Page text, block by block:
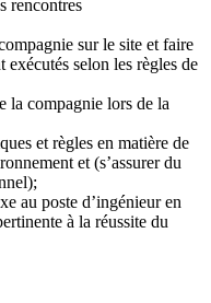
rencontres
sur le site et faire
exécutés selon les règles de
la compagnie lors de la
et règles en matière de
et (s’assurer du
au poste d’ingénieur en
à la réussite du